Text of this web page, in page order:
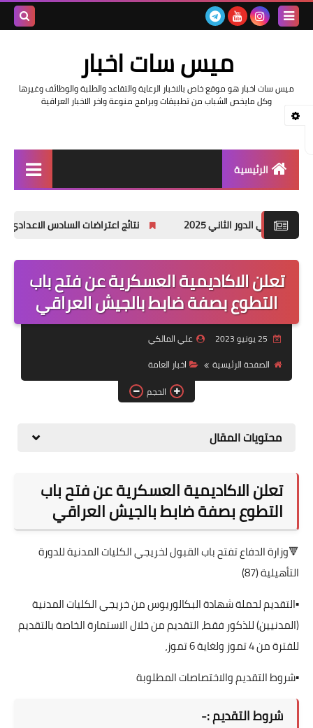
ميس سات اخبار
ميس سات اخبار هو موقع خاص بالاخبار الرعاية والتقاعد والطلبة والوظائف وغيرها
وكل مايخص الشباب من تطبيقات وبرامج منوعة واخر الاخبار العراقية
الرئيسية
اخبار وزارة التربية والتعليم
اخبار العراق والعالم
اخبار وزارة العمل وهيئة
التقاعد
قسم التطبيقات
قطع الاراضي
نتائج اعتراضات السادس الاعدادي 2025 الدور الأول جميع المحافظات
تعلن الاكاديمية العسكرية عن فتح باب
التطوع بصفة ضابط بالجيش العراقي
علي المالكي
الصفحة الرئيسية
اخبار العامة
الحجم
محتويات المقال
تعلن الاكاديمية العسكرية عن فتح باب
التطوع بصفة ضابط بالجيش العراقي
🔻وزارة الدفاع تفتح باب القبول لخريجي الكليات المدنية للدورة
التأهيلية (87)
▪️التقديم لحملة شهادة البكالوريوس من خريجي الكليات المدنية
(المدنيين) للذكور فقط، التقديم من خلال الاستمارة الخاصة بالتقديم
للفترة من 4 تموز ولغاية 6 تموز،
▪️شروط التقديم والاختصاصات المطلوبة
شروط التقديم :-